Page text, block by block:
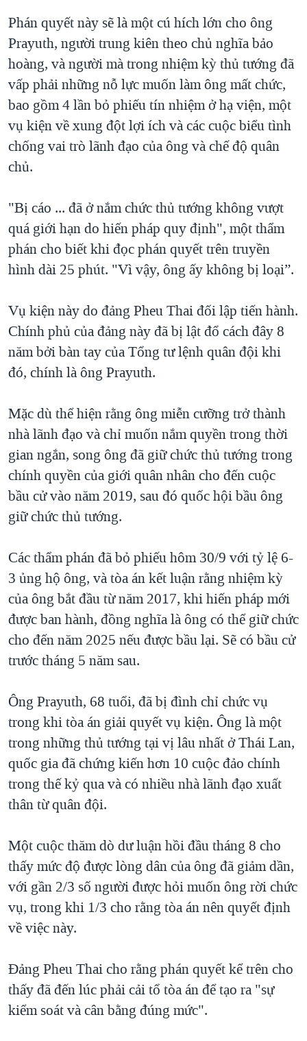
Phán quyết này sẽ là một cú hích lớn cho ông
Prayuth, người trung kiên theo chủ nghĩa bảo
hoàng, và người mà trong nhiệm kỳ thủ tướng đã
vấp phải những nỗ lực muốn làm ông mất chức,
bao gồm 4 lần bỏ phiếu tín nhiệm ở hạ viện, một
vụ kiện về xung đột lợi ích và các cuộc biểu tình
chống vai trò lãnh đạo của ông và chế độ quân
chủ.
"Bị cáo ... đã ở nắm chức thủ tướng không vượt
quá giới hạn do hiến pháp quy định", một thẩm
phán cho biết khi đọc phán quyết trên truyền
hình dài 25 phút. "Vì vậy, ông ấy không bị loại”.
Vụ kiện này do đảng Pheu Thai đối lập tiến hành.
Chính phủ của đảng này đã bị lật đổ cách đây 8
năm bởi bàn tay của Tổng tư lệnh quân đội khi
đó, chính là ông Prayuth.
Mặc dù thể hiện rằng ông miễn cưỡng trở thành
nhà lãnh đạo và chỉ muốn nắm quyền trong thời
gian ngắn, song ông đã giữ chức thủ tướng trong
chính quyền của giới quân nhân cho đến cuộc
bầu cử vào năm 2019, sau đó quốc hội bầu ông
giữ chức thủ tướng.
Các thẩm phán đã bỏ phiếu hôm 30/9 với tỷ lệ 6-
3 ủng hộ ông, và tòa án kết luận rằng nhiệm kỳ
của ông bắt đầu từ năm 2017, khi hiến pháp mới
được ban hành, đồng nghĩa là ông có thể giữ chức
cho đến năm 2025 nếu được bầu lại. Sẽ có bầu cử
trước tháng 5 năm sau.
Ông Prayuth, 68 tuổi, đã bị đình chỉ chức vụ
trong khi tòa án giải quyết vụ kiện. Ông là một
trong những thủ tướng tại vị lâu nhất ở Thái Lan,
quốc gia đã chứng kiến hơn 10 cuộc đảo chính
trong thế kỷ qua và có nhiều nhà lãnh đạo xuất
thân từ quân đội.
Một cuộc thăm dò dư luận hồi đầu tháng 8 cho
thấy mức độ được lòng dân của ông đã giảm dần,
với gần 2/3 số người được hỏi muốn ông rời chức
vụ, trong khi 1/3 cho rằng tòa án nên quyết định
về việc này.
Đảng Pheu Thai cho rằng phán quyết kể trên cho
thấy đã đến lúc phải cải tổ tòa án để tạo ra "sự
kiểm soát và cân bằng đúng mức".